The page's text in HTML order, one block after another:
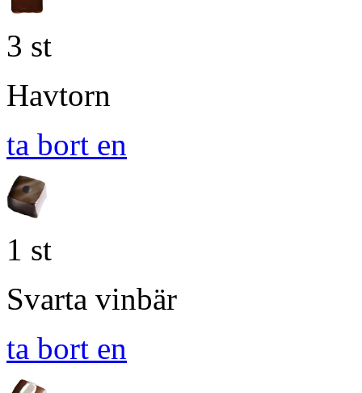
3 st
Havtorn
ta bort en
1 st
Svarta vinbär
ta bort en